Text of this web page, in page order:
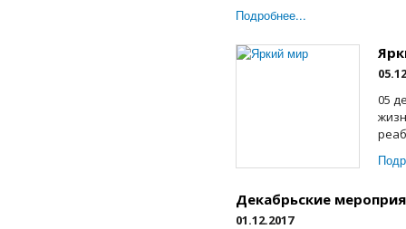
Подробнее...
05
Декабрьские
01.12.2017